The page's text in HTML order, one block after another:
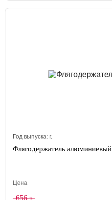
Год выпуска: г.
Флягодержатель алюминиевый
Цена
656р.